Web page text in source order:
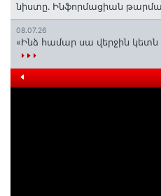
նիստը․ Ինֆորմացիան
08.07.26
«Ինձ համար սա վերջին կետն